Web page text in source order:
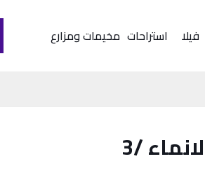
فيلا استراحات مخيمات ومزارع
/3